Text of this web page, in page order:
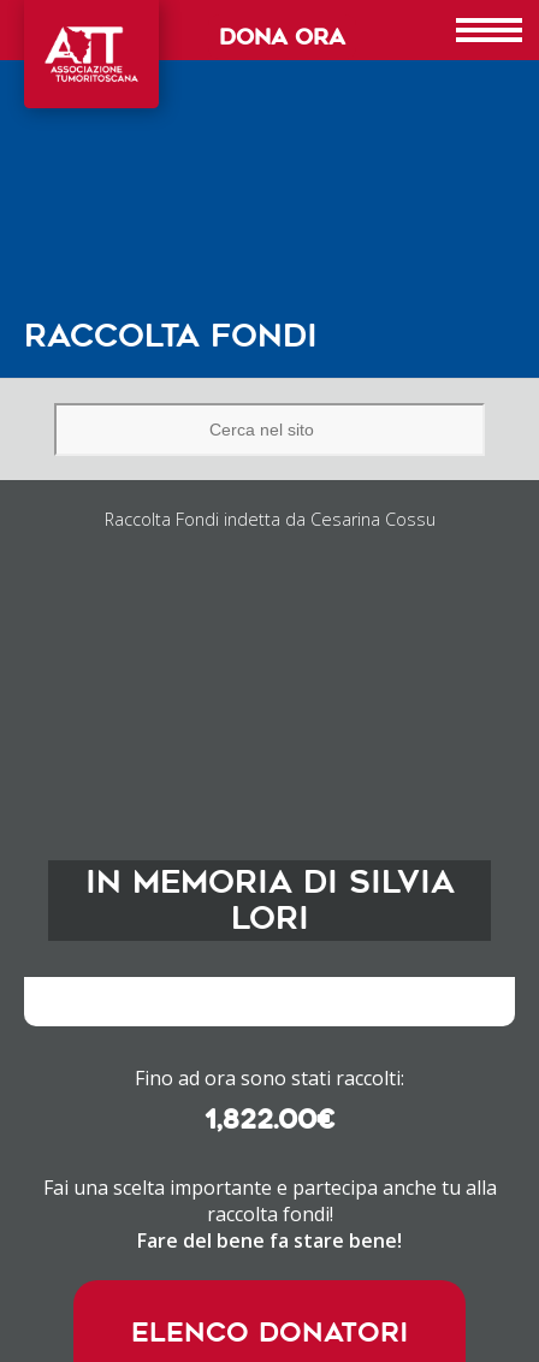
DONA ORA
RACCOLTA FONDI
Raccolta Fondi indetta da Cesarina Cossu
In memoria di Silvia
Lori
Fino ad ora sono stati raccolti:
1,822.00€
Fai una scelta importante e partecipa anche tu alla
raccolta fondi!
Fare del bene fa stare bene!
ELENCO DONATORI